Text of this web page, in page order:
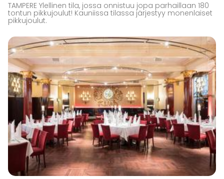
TAMPERE Ylellinen tila, jossa onnistuu jopa parhaillaan 180
tontun pikkujoulut! Kauniissa tilassa järjestyy monenlaiset
pikkujoulut.